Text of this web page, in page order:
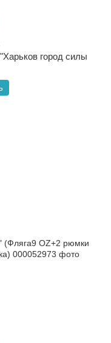
город силы